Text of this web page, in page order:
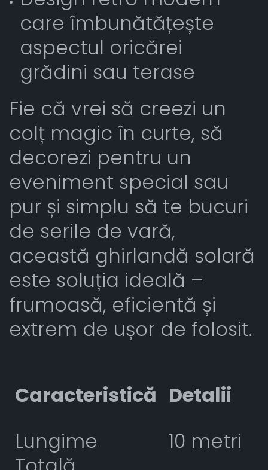
care îmbunătățește
aspectul oricărei
grădini sau terase
Fie că vrei să creezi un
colț magic în curte, să
decorezi pentru un
eveniment special sau
pur și simplu să te bucuri
de serile de vară,
această ghirlandă solară
este soluția ideală –
frumoasă, eficientă și
extrem de ușor de folosit.
Caracteristică Detalii
Lungime
10 metri